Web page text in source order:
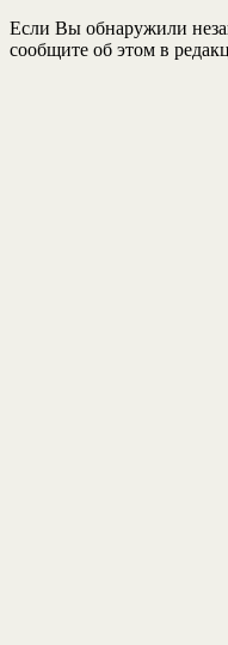
Если Вы обнаружили
сообщите об этом в